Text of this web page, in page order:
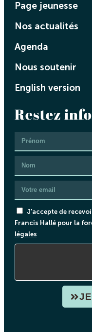
Page jeunesse
Nos actualités
Agenda
Nous soutenir
English version
Restez
J'accepte de
Francis Hallé pour la
légales